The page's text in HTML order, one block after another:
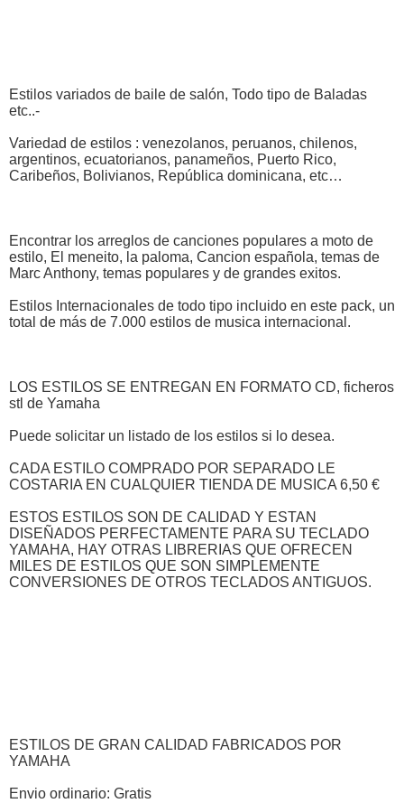
Estilos variados de baile de salón, Todo tipo de Baladas
etc..-
Variedad de estilos : venezolanos, peruanos, chilenos,
argentinos, ecuatorianos, panameños, Puerto Rico,
Caribeños, Bolivianos, República dominicana, etc…
Encontrar los arreglos de canciones populares a moto de
estilo, El meneito, la paloma, Cancion española, temas de
Marc Anthony, temas populares y de grandes exitos.
Estilos Internacionales de todo tipo incluido en este pack, un
total de más de 7.000 estilos de musica internacional.
LOS ESTILOS SE ENTREGAN EN FORMATO CD, ficheros
stl de Yamaha
Puede solicitar un listado de los estilos si lo desea.
CADA ESTILO COMPRADO POR SEPARADO LE
COSTARIA EN CUALQUIER TIENDA DE MUSICA 6,50 €
ESTOS ESTILOS SON DE CALIDAD Y ESTAN
DISEÑADOS PERFECTAMENTE PARA SU TECLADO
YAMAHA, HAY OTRAS LIBRERIAS QUE OFRECEN
MILES DE ESTILOS QUE SON SIMPLEMENTE
CONVERSIONES DE OTROS TECLADOS ANTIGUOS.
ESTILOS DE GRAN CALIDAD FABRICADOS POR
YAMAHA
Envio ordinario: Gratis